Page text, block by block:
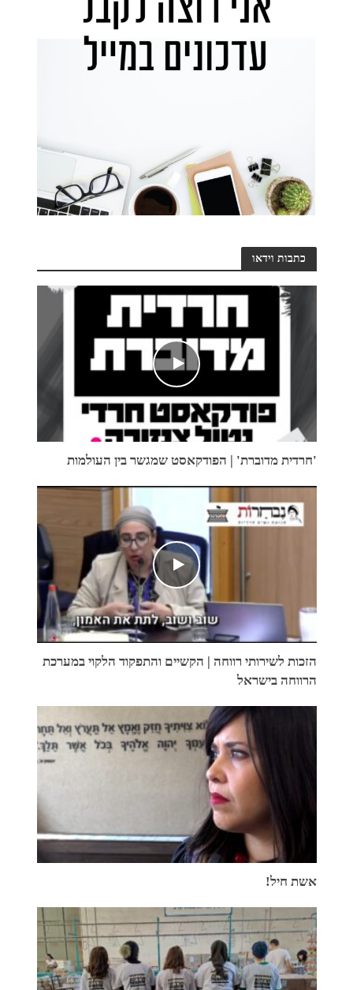
כתבות וידאו
'חרדית מדוברת' | הפודקאסט שמגשר בין העולמות
הזכות לשירותי רווחה | הקשיים והתפקוד הלקוי במערכת
הרווחה בישראל
אשת חיל!